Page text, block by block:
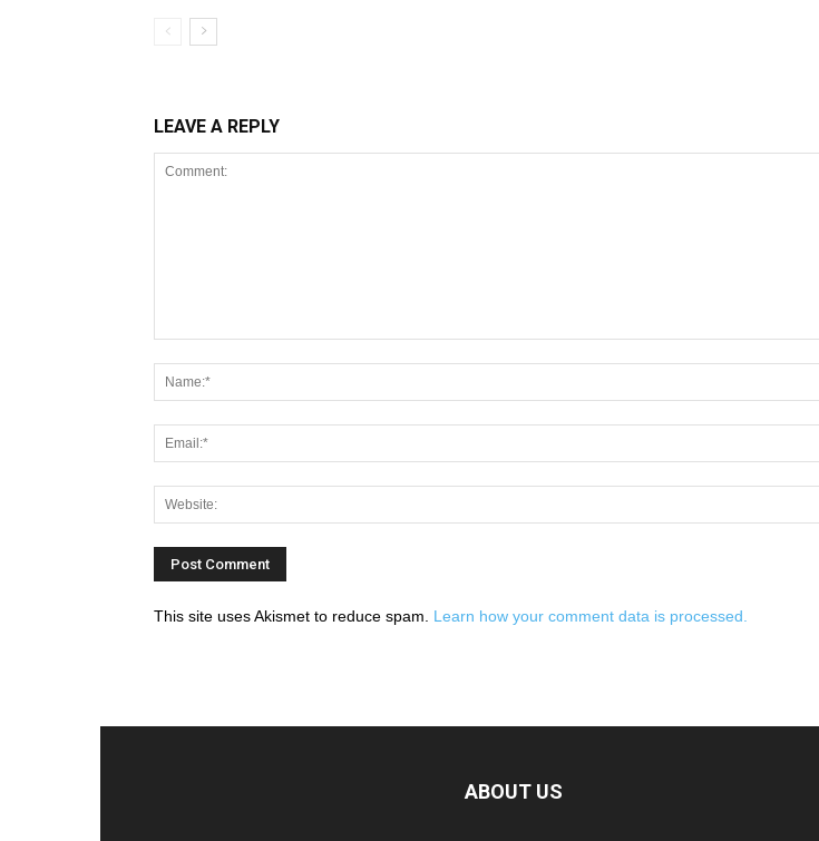
LEAVE A REPLY
This site uses Akismet to reduce spam. Learn how your comment data is processed.
ABOUT US